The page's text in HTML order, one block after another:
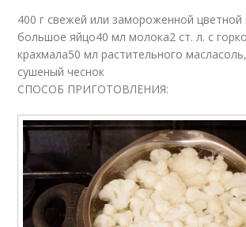
400 г свежей или замороженной цветной
большое яйцо40 мл молока2 ст. л. с
крахмала50 мл растительного
сушеный чеснок
СПОСОБ ПРИГОТОВЛЕНИЯ: